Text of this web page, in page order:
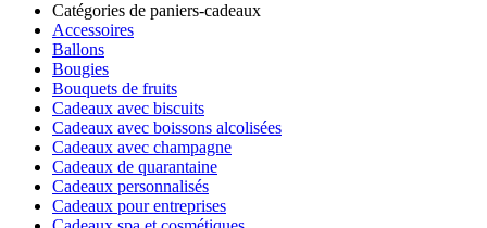
Catégories de paniers-cadeaux
Accessoires
Ballons
Bougies
Bouquets de fruits
Cadeaux avec biscuits
Cadeaux avec boissons alcolisées
Cadeaux avec champagne
Cadeaux de quarantaine
Cadeaux personnalisés
Cadeaux pour entreprises